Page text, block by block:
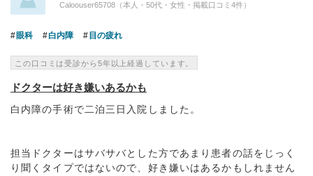
Caloouser65708（本人・50代・女性・掲載口コミ4件）
眼科 白内障 目の疲れ
この口コミは受診から5年以上経過しています。
ドクターは好き嫌いあるかも
白内障の手術で二泊三日入院しました。
担当ドクターはサバサバとした方であまり患者の話をじっく
り聞くタイプではないので、好き嫌いはあるかもしれません